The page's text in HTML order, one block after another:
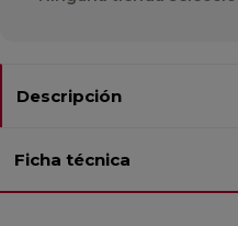
Descripción
Ficha técnica